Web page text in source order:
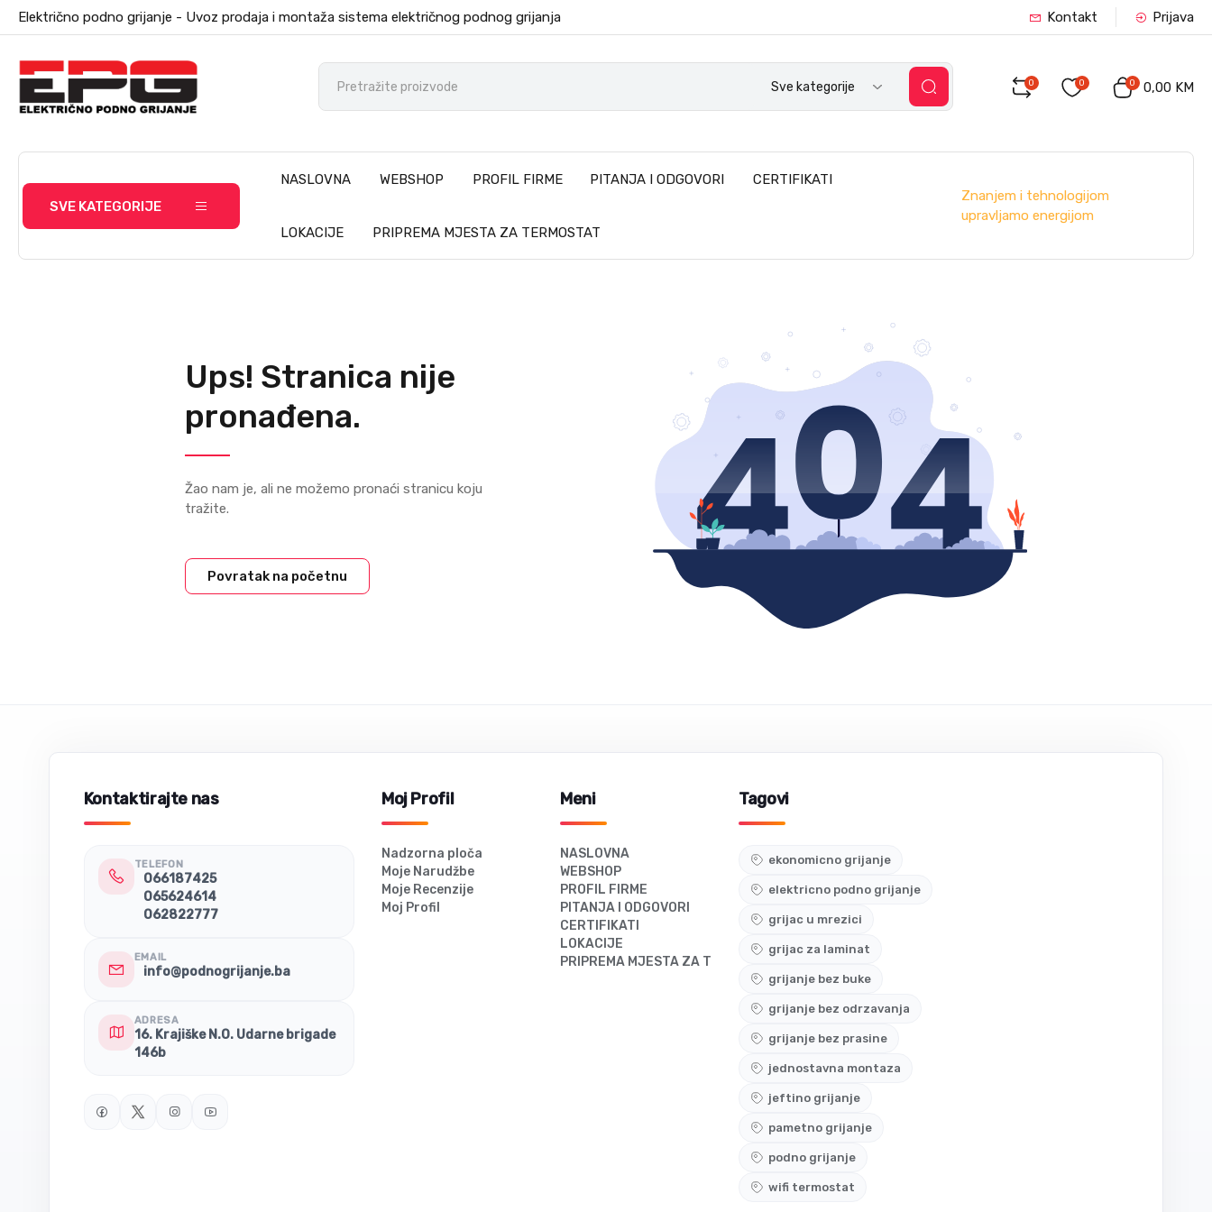
Električno podno grijanje - Uvoz prodaja i montaža sistema električnog podnog grijanja Kontakt Prijava
Sve kategorije 0 0 0 0,00 KM
SVE KATEGORIJE
NASLOVNA WEBSHOP PROFIL FIRME PITANJA I ODGOVORI CERTIFIKATI
LOKACIJE PRIPREMA MJESTA ZA TERMOSTAT
Znanjem i tehnologijom
upravljamo energijom
Ups! Stranica nije
pronađena.
Žao nam je, ali ne možemo pronaći stranicu koju
tražite.
Povratak na početnu
Kontaktirajte nas
TELEFON
066187425
065624614
062822777
EMAIL
info@podnogrijanje.ba
ADRESA
16. Krajiške N.O. Udarne brigade
146b
Moj Profil
Nadzorna ploča
Moje Narudžbe
Moje Recenzije
Moj Profil
Meni
NASLOVNA
WEBSHOP
PROFIL FIRME
PITANJA I ODGOVORI
CERTIFIKATI
LOKACIJE
PRIPREMA MJESTA ZA TERMOSTAT
Tagovi
ekonomicno grijanje
elektricno podno grijanje
grijac u mrezici
grijac za laminat
grijanje bez buke
grijanje bez odrzavanja
grijanje bez prasine
jednostavna montaza
jeftino grijanje
pametno grijanje
podno grijanje
wifi termostat